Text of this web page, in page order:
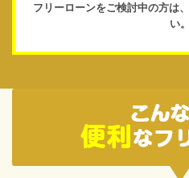
フリーローンをご検討中の方は、
い。